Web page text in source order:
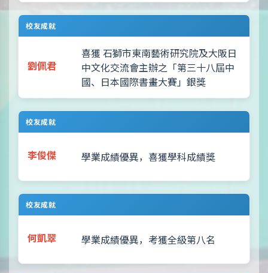
校友成就
劉佩君
喜獲 石獅市東南藝術研究院及大阪日
中文化交流會主辦之「第三十八屆中
國、日本國際書畫大賽」銀獎
校友成就
李俊傑 學業成績優異，喜獲學科成績獎
校友成就
何凱翠 學業成績優異，考獲全級第八名